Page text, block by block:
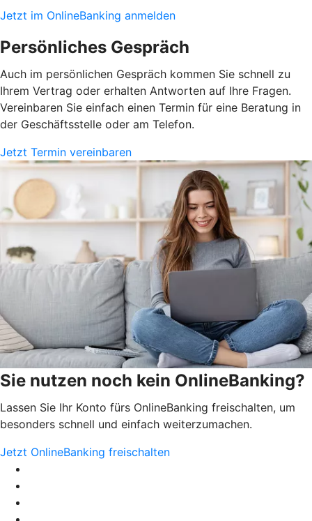
Jetzt im OnlineBanking anmelden
Persönliches Gespräch
Auch im persönlichen Gespräch kommen Sie schnell zu
Ihrem Vertrag oder erhalten Antworten auf Ihre Fragen.
Vereinbaren Sie einfach einen Termin für eine Beratung in
der Geschäftsstelle oder am Telefon.
Jetzt Termin vereinbaren
Sie nutzen noch kein OnlineBanking?
Lassen Sie Ihr Konto fürs OnlineBanking freischalten, um
besonders schnell und einfach weiterzumachen.
Jetzt OnlineBanking freischalten